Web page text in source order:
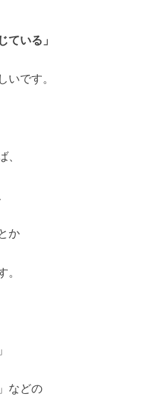
ている」
いです。
、
か
。
などの